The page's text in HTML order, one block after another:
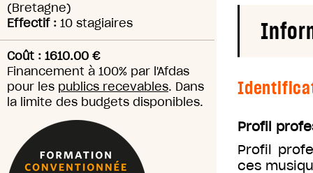
(Bretagne)
Effectif : 10 stagiaires
Coût : 1610.00 €
Financement à 100% par l'Afdas
pour les publics recevables. Dans
la limite des budgets disponibles.
Profil
Profil
ces